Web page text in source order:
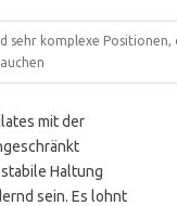
sehr komplexe Positionen,
mit der
Haltung
sein. Es lohnt